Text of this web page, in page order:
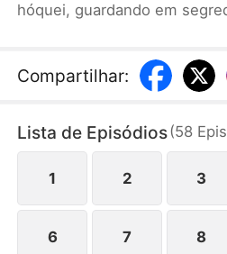
hóquei, guardando em
Leo. Isadora se transforma e
Faíscas começam a surgir
mudam de direção
Compartilhar:
Lista de Episódios(58
1 2 3
6 7 8